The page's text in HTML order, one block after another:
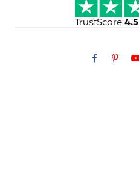
TrustScore4.5